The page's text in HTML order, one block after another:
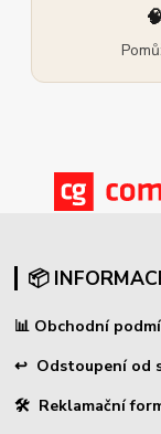
📦
📊 Obchodní
↩ Odstoupení od
🛠 Reklamační